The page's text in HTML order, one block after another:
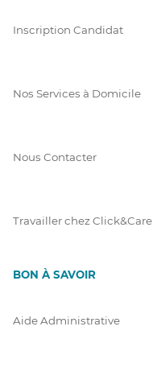
Inscription Candidat
Nos Services à Domicile
Nous Contacter
Travailler chez Click&Care
BON À SAVOIR
Aide Administrative